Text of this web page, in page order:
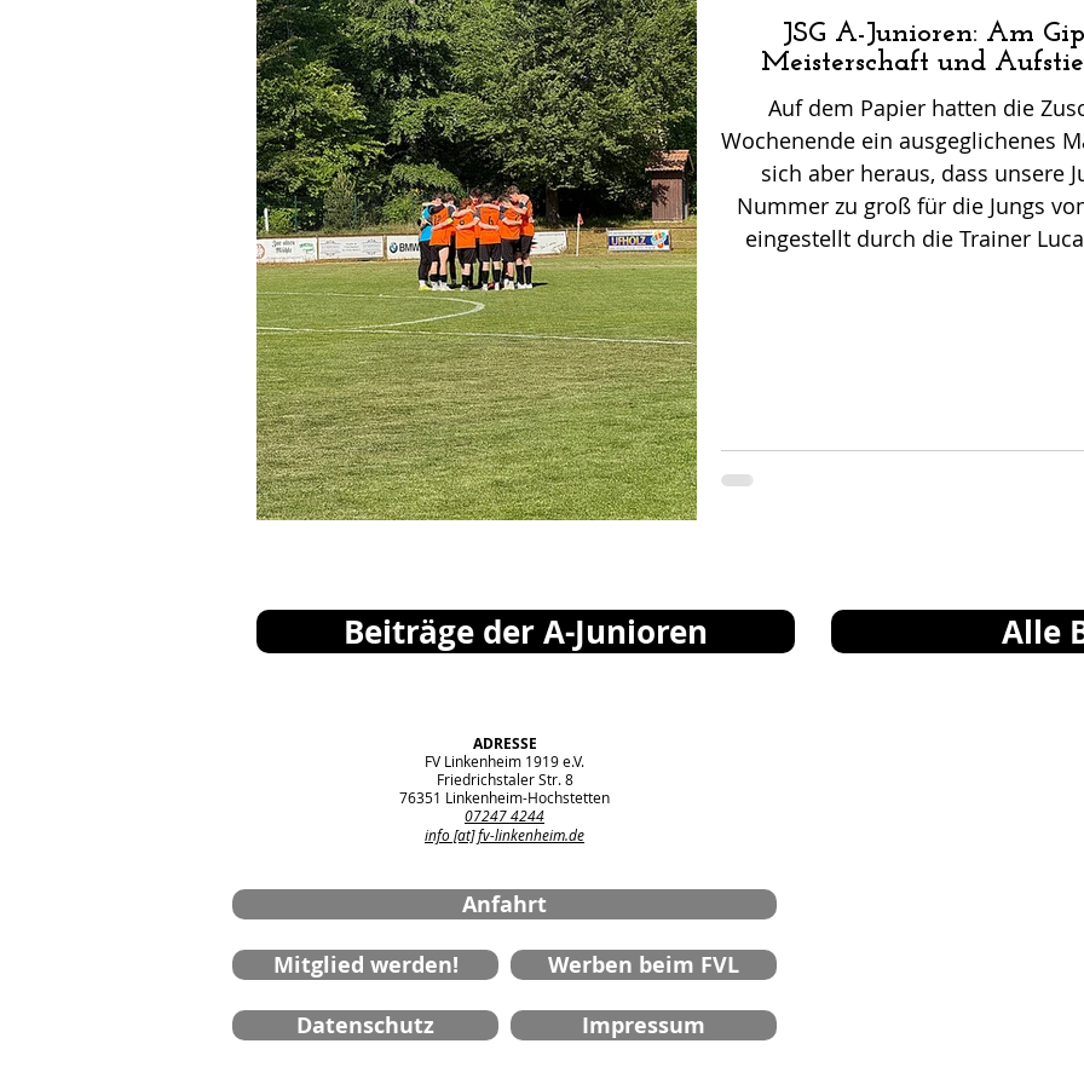
Ruhe bringen. Die A-Jugend-
JSG B-Junioren sowie zwei
JSG A-Junioren: Am
Meisterschaft und
Auf dem Papier hatten die
Wochenende ein ausgeglichenes
sich aber heraus, dass unsere
Nummer zu groß für die Jungs
eingestellt durch die Trainer
Beiträge der A-Junioren Alle
ADRESSE
FV Linkenheim 1919 e.V.
Friedrichstaler Str. 8
76351 Linkenheim-Hochstetten
07247 4244
info [at] fv-linkenheim.de
Anfahrt
Mitglied werden!
Werben beim FVL
Datenschutz
Impressum